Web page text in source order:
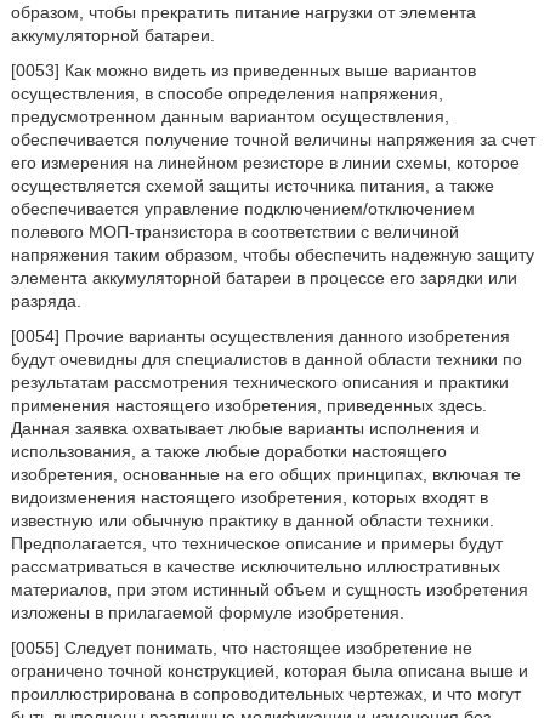
образом, чтобы прекратить питание нагрузки от элемента
аккумуляторной батареи.
[0053] Как можно видеть из приведенных выше вариантов
осуществления, в способе определения напряжения,
предусмотренном данным вариантом осуществления,
обеспечивается получение точной величины напряжения за счет
его измерения на линейном резисторе в линии схемы, которое
осуществляется схемой защиты источника питания, а также
обеспечивается управление подключением/отключением
полевого МОП-транзистора в соответствии с величиной
напряжения таким образом, чтобы обеспечить надежную защиту
элемента аккумуляторной батареи в процессе его зарядки или
разряда.
[0054] Прочие варианты осуществления данного изобретения
будут очевидны для специалистов в данной области техники по
результатам рассмотрения технического описания и практики
применения настоящего изобретения, приведенных здесь.
Данная заявка охватывает любые варианты исполнения и
использования, а также любые доработки настоящего
изобретения, основанные на его общих принципах, включая те
видоизменения настоящего изобретения, которых входят в
известную или обычную практику в данной области техники.
Предполагается, что техническое описание и примеры будут
рассматриваться в качестве исключительно иллюстративных
материалов, при этом истинный объем и сущность изобретения
изложены в прилагаемой формуле изобретения.
[0055] Следует понимать, что настоящее изобретение не
ограничено точной конструкцией, которая была описана выше и
проиллюстрирована в сопроводительных чертежах, и что могут